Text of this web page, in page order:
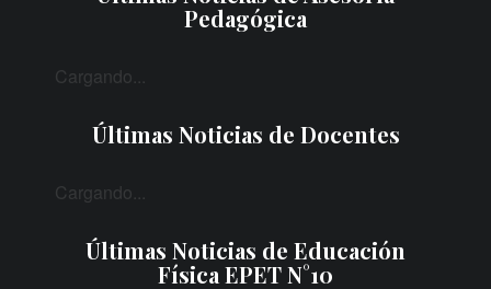
Pedagógica
Cargando...
Últimas Noticias de Docentes
Cargando...
Últimas Noticias de Educación
Física EPET N°10